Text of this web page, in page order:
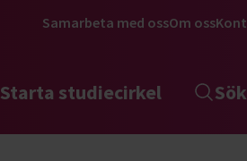
Samarbeta med ossOm oss
Starta studiecirkel